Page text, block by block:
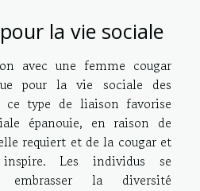
la vie sociale
avec une femme cougar
pour la vie sociale des
ce type de liaison favorise
épanouie, en raison de
requiert et de la cougar et
Les individus se
la diversité